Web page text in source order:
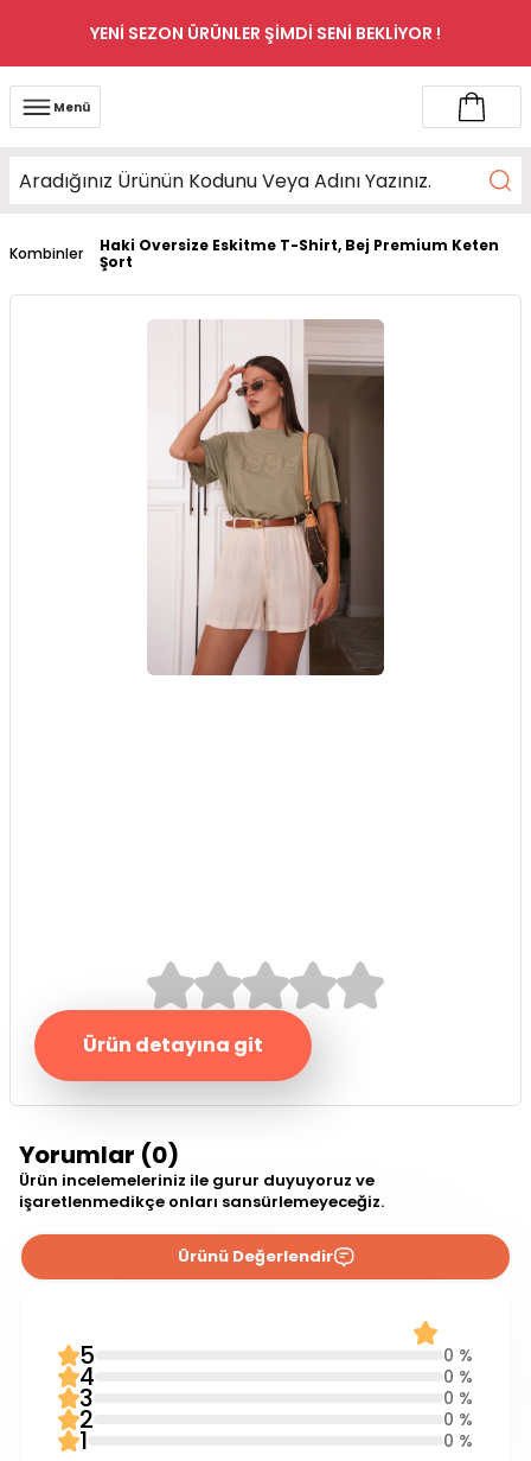
YENİ SEZON ÜRÜNLER ŞİMDİ SENİ BEKLİYOR !
Menü
Kombinler
Haki Oversize Eskitme T-Shirt, Bej Premium Keten
Şort
Ürün detayına git
Yorumlar (0)
Ürün incelemeleriniz ile gurur duyuyoruz ve
işaretlenmedikçe onları sansürlemeyeceğiz.
Ürünü Değerlendir
5 0 %
4 0 %
3 0 %
2 0 %
1 0 %